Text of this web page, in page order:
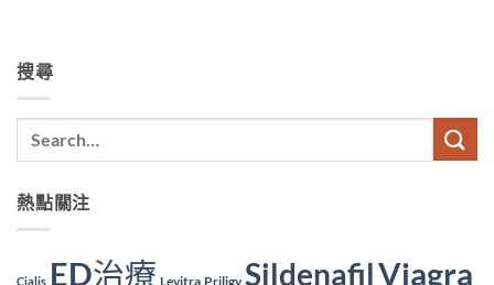
搜尋
熱點關注
Cialis ED治療 Levitra Priligy SildenafilViagra